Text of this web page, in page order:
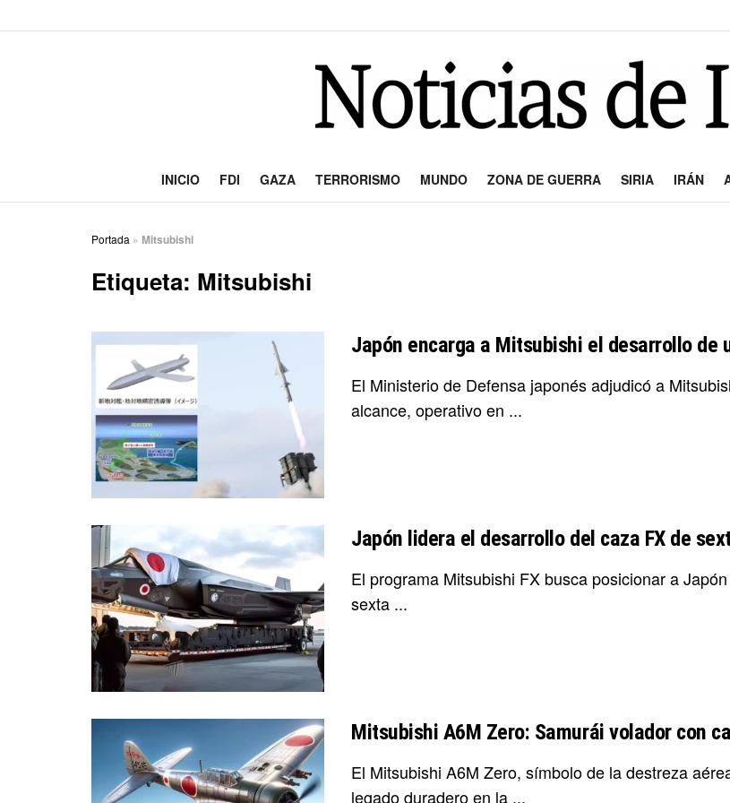
INICIO FDI GAZA TERRORISMO MUNDO ZONA DE GUERRA SIRIA IRÁN
Portada » Mitsubishi
Etiqueta: Mitsubishi
Japón encarga a Mitsubishi el desarrollo de
El Ministerio de Defensa japonés adjudicó a
alcance, operativo en ...
Japón lidera el desarrollo del caza FX de
El programa Mitsubishi FX busca posicionar a
sexta ...
Mitsubishi A6M Zero: Samurái volador con
El Mitsubishi A6M Zero, símbolo de la destreza
legado duradero en la ...